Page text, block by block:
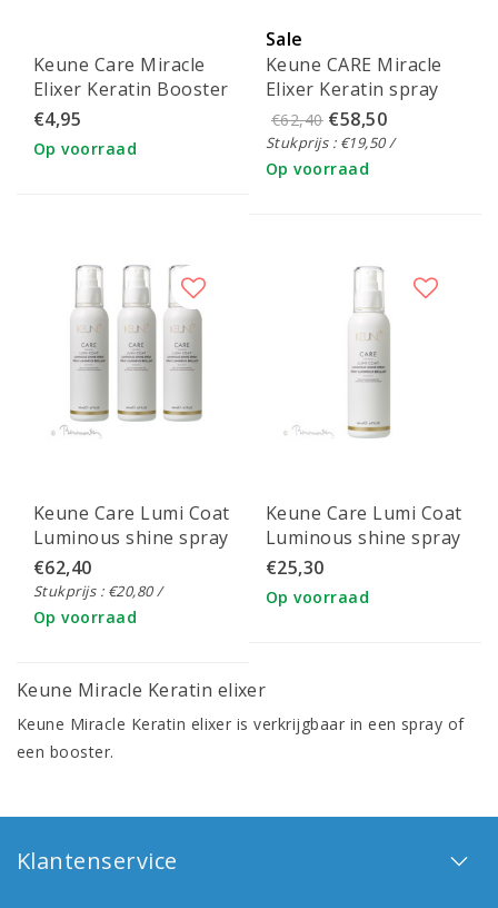
Keune Care Miracle
Elixer Keratin Booster
ampul 2ml
€4,95
Op voorraad
Sale
Keune CARE Miracle
Elixer Keratin spray
3x140ml
€62,40 €58,50
Stukprijs : €19,50 /
Op voorraad
Keune Care Lumi Coat
Luminous shine spray
3x140ml
€62,40
Stukprijs : €20,80 /
Op voorraad
Keune Care Lumi Coat
Luminous shine spray
€25,30
Op voorraad
Keune Miracle Keratin elixer
Keune Miracle Keratin elixer is verkrijgbaar in een spray of
een booster.
Klantenservice